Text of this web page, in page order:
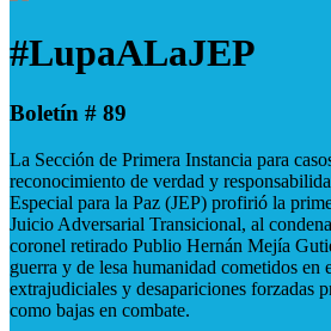
#LupaALaJEP
Boletín # 89
La Sección de Primera Instancia para
reconocimiento de verdad y
Especial para la Paz (JEP) profirió la
Juicio Adversarial Transicional, al
coronel retirado Publio Hernán Mejía
guerra y de lesa humanidad cometidos en
extrajudiciales y desapariciones forzadas
como bajas en combate.